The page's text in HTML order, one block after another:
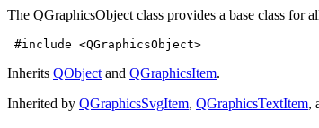
The QGraphicsObject class provides a base class for
#include <QGraphicsObject>
Inherits QObject and QGraphicsItem.
Inherited by QGraphicsSvgItem, QGraphicsTextItem,